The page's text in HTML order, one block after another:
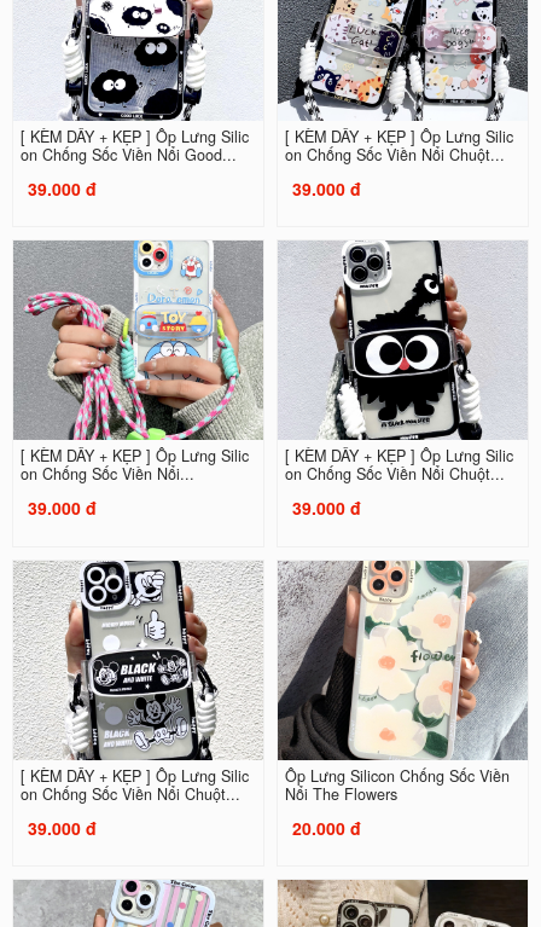
[ KÈM DÂY + KẸP ] Ốp Lưng Silic
on Chống Sốc Viền Nổi Good...
39.000 đ
[ KÈM DÂY + KẸP ] Ốp Lưng Silic
on Chống Sốc Viền Nổi Chuột...
39.000 đ
[ KÈM DÂY + KẸP ] Ốp Lưng Silic
on Chống Sốc Viền Nổi...
39.000 đ
[ KÈM DÂY + KẸP ] Ốp Lưng Silic
on Chống Sốc Viền Nổi Chuột...
39.000 đ
[ KÈM DÂY + KẸP ] Ốp Lưng Silic
on Chống Sốc Viền Nổi Chuột...
39.000 đ
Ốp Lưng Silicon Chống Sốc Viền
Nổi The Flowers
20.000 đ